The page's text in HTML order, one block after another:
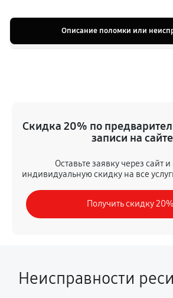
Описание поломки или
Скидка 20% по
записи на сайте
Оставьте заявку через сайт
индивидуальную скидку на все
Получить скидку 20%
Неисправности